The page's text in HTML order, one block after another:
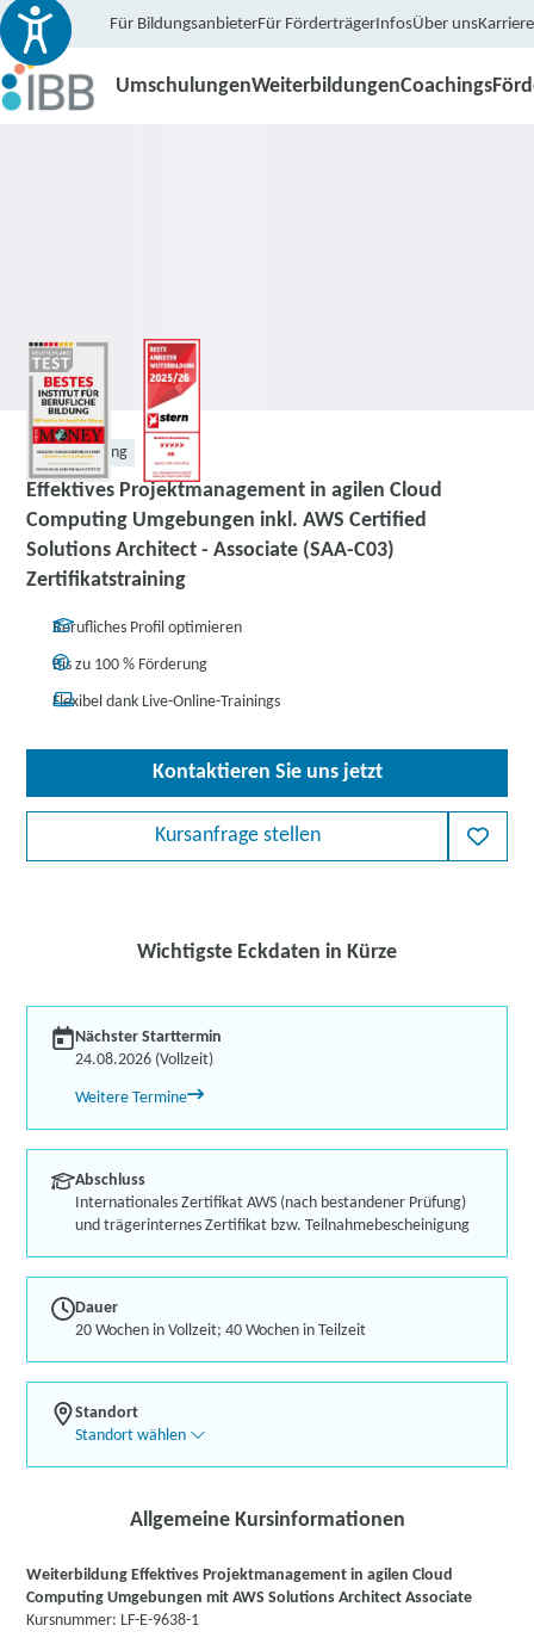
Für BildungsanbieterFür FörderträgerInfosÜber unsKarriere
UmschulungenWeiterbildungenCoachings
Weiterbildung
Effektives Projektmanagement in agilen Cloud
Computing Umgebungen inkl. AWS Certified
Solutions Architect - Associate (SAA-C03)
Zertifikatstraining
Berufliches Profil optimieren
Bis zu 100 % Förderung
Flexibel dank Live-Online-Trainings
Kontaktieren Sie uns jetzt
Kursanfrage stellen
Wichtigste Eckdaten in Kürze
Nächster Starttermin
24.08.2026 (Vollzeit)
Weitere Termine
Abschluss
Internationales Zertifikat AWS (nach bestandener Prüfung)
und trägerinternes Zertifikat bzw. Teilnahmebescheinigung
Dauer
20 Wochen in Vollzeit; 40 Wochen in Teilzeit
Standort
Standort wählen
Allgemeine Kursinformationen
Weiterbildung Effektives Projektmanagement in agilen Cloud
Computing Umgebungen mit AWS Solutions Architect Associate
Kursnummer: LF-E-9638-1